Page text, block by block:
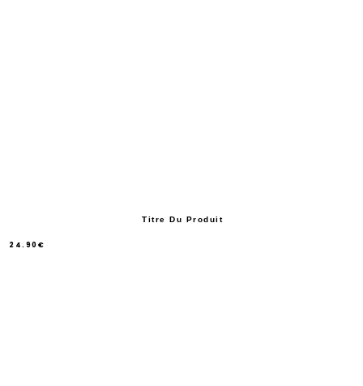
Titre Du Produit
24.90€